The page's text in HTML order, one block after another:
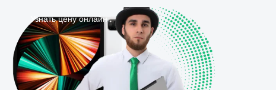
Узнать цену онлайн